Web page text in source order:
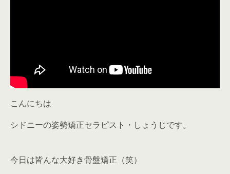
こんにちは
シドニーの姿勢矯正セラピスト・しょうじです。
今日は皆んな大好き骨盤矯正（笑）